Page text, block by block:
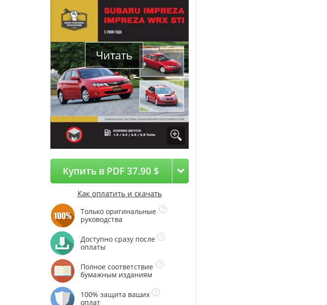
Читать
Купить в PDF 37.90 $
Как оплатить и скачать
Только оригинальные
руководства
Доступно сразу после
оплаты
Полное соответствие
бумажным изданиям
100% защита ваших
оплат